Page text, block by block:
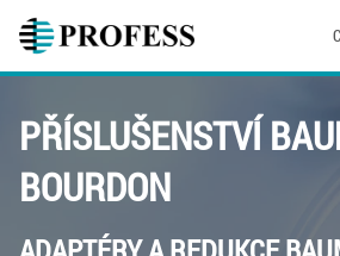
PŘÍSLUŠENSTVÍ
BOURDON